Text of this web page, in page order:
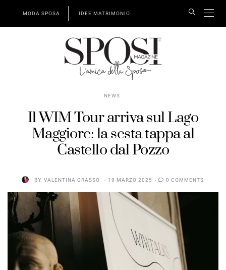
MODA SPOSA IDEE MATRIMONIO
NEWS
Il WIM Tour arriva sul Lago
Maggiore: la sesta tappa al
Castello dal Pozzo
BY VALENTINA GRASSO 19 MARZO 2025 0 COMMENTS